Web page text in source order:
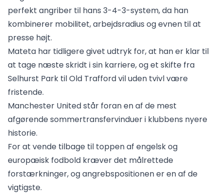
perfekt angriber til hans 3-4-3-system, da han
kombinerer mobilitet, arbejdsradius og evnen til at
presse højt.
Mateta har tidligere givet udtryk for, at han er klar til
at tage næste skridt i sin karriere, og et skifte fra
Selhurst Park til Old Trafford vil uden tvivl være
fristende.
Manchester United står foran en af de mest
afgørende sommertransfervinduer i klubbens nyere
historie.
For at vende tilbage til toppen af engelsk og
europæisk fodbold kræver det målrettede
forstærkninger, og angrebspositionen er en af de
vigtigste.